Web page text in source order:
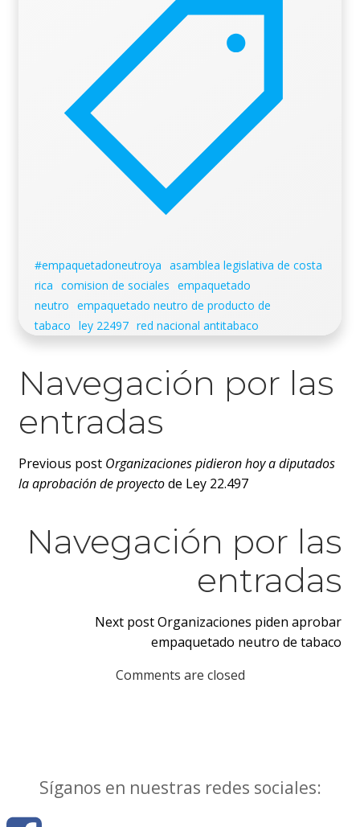
#empaquetadoneutroya asamblea legislativa de costa
rica comision de sociales empaquetado
neutro empaquetado neutro de producto de
tabaco ley 22497 red nacional antitabaco
Navegación por las
entradas
Previous post Organizaciones pidieron hoy a diputados
la aprobación de proyectode Ley 22.497
Navegación por las
entradas
Next postOrganizaciones piden aprobar
empaquetado neutro de tabaco
Comments are closed
Síganos en nuestras redes sociales: